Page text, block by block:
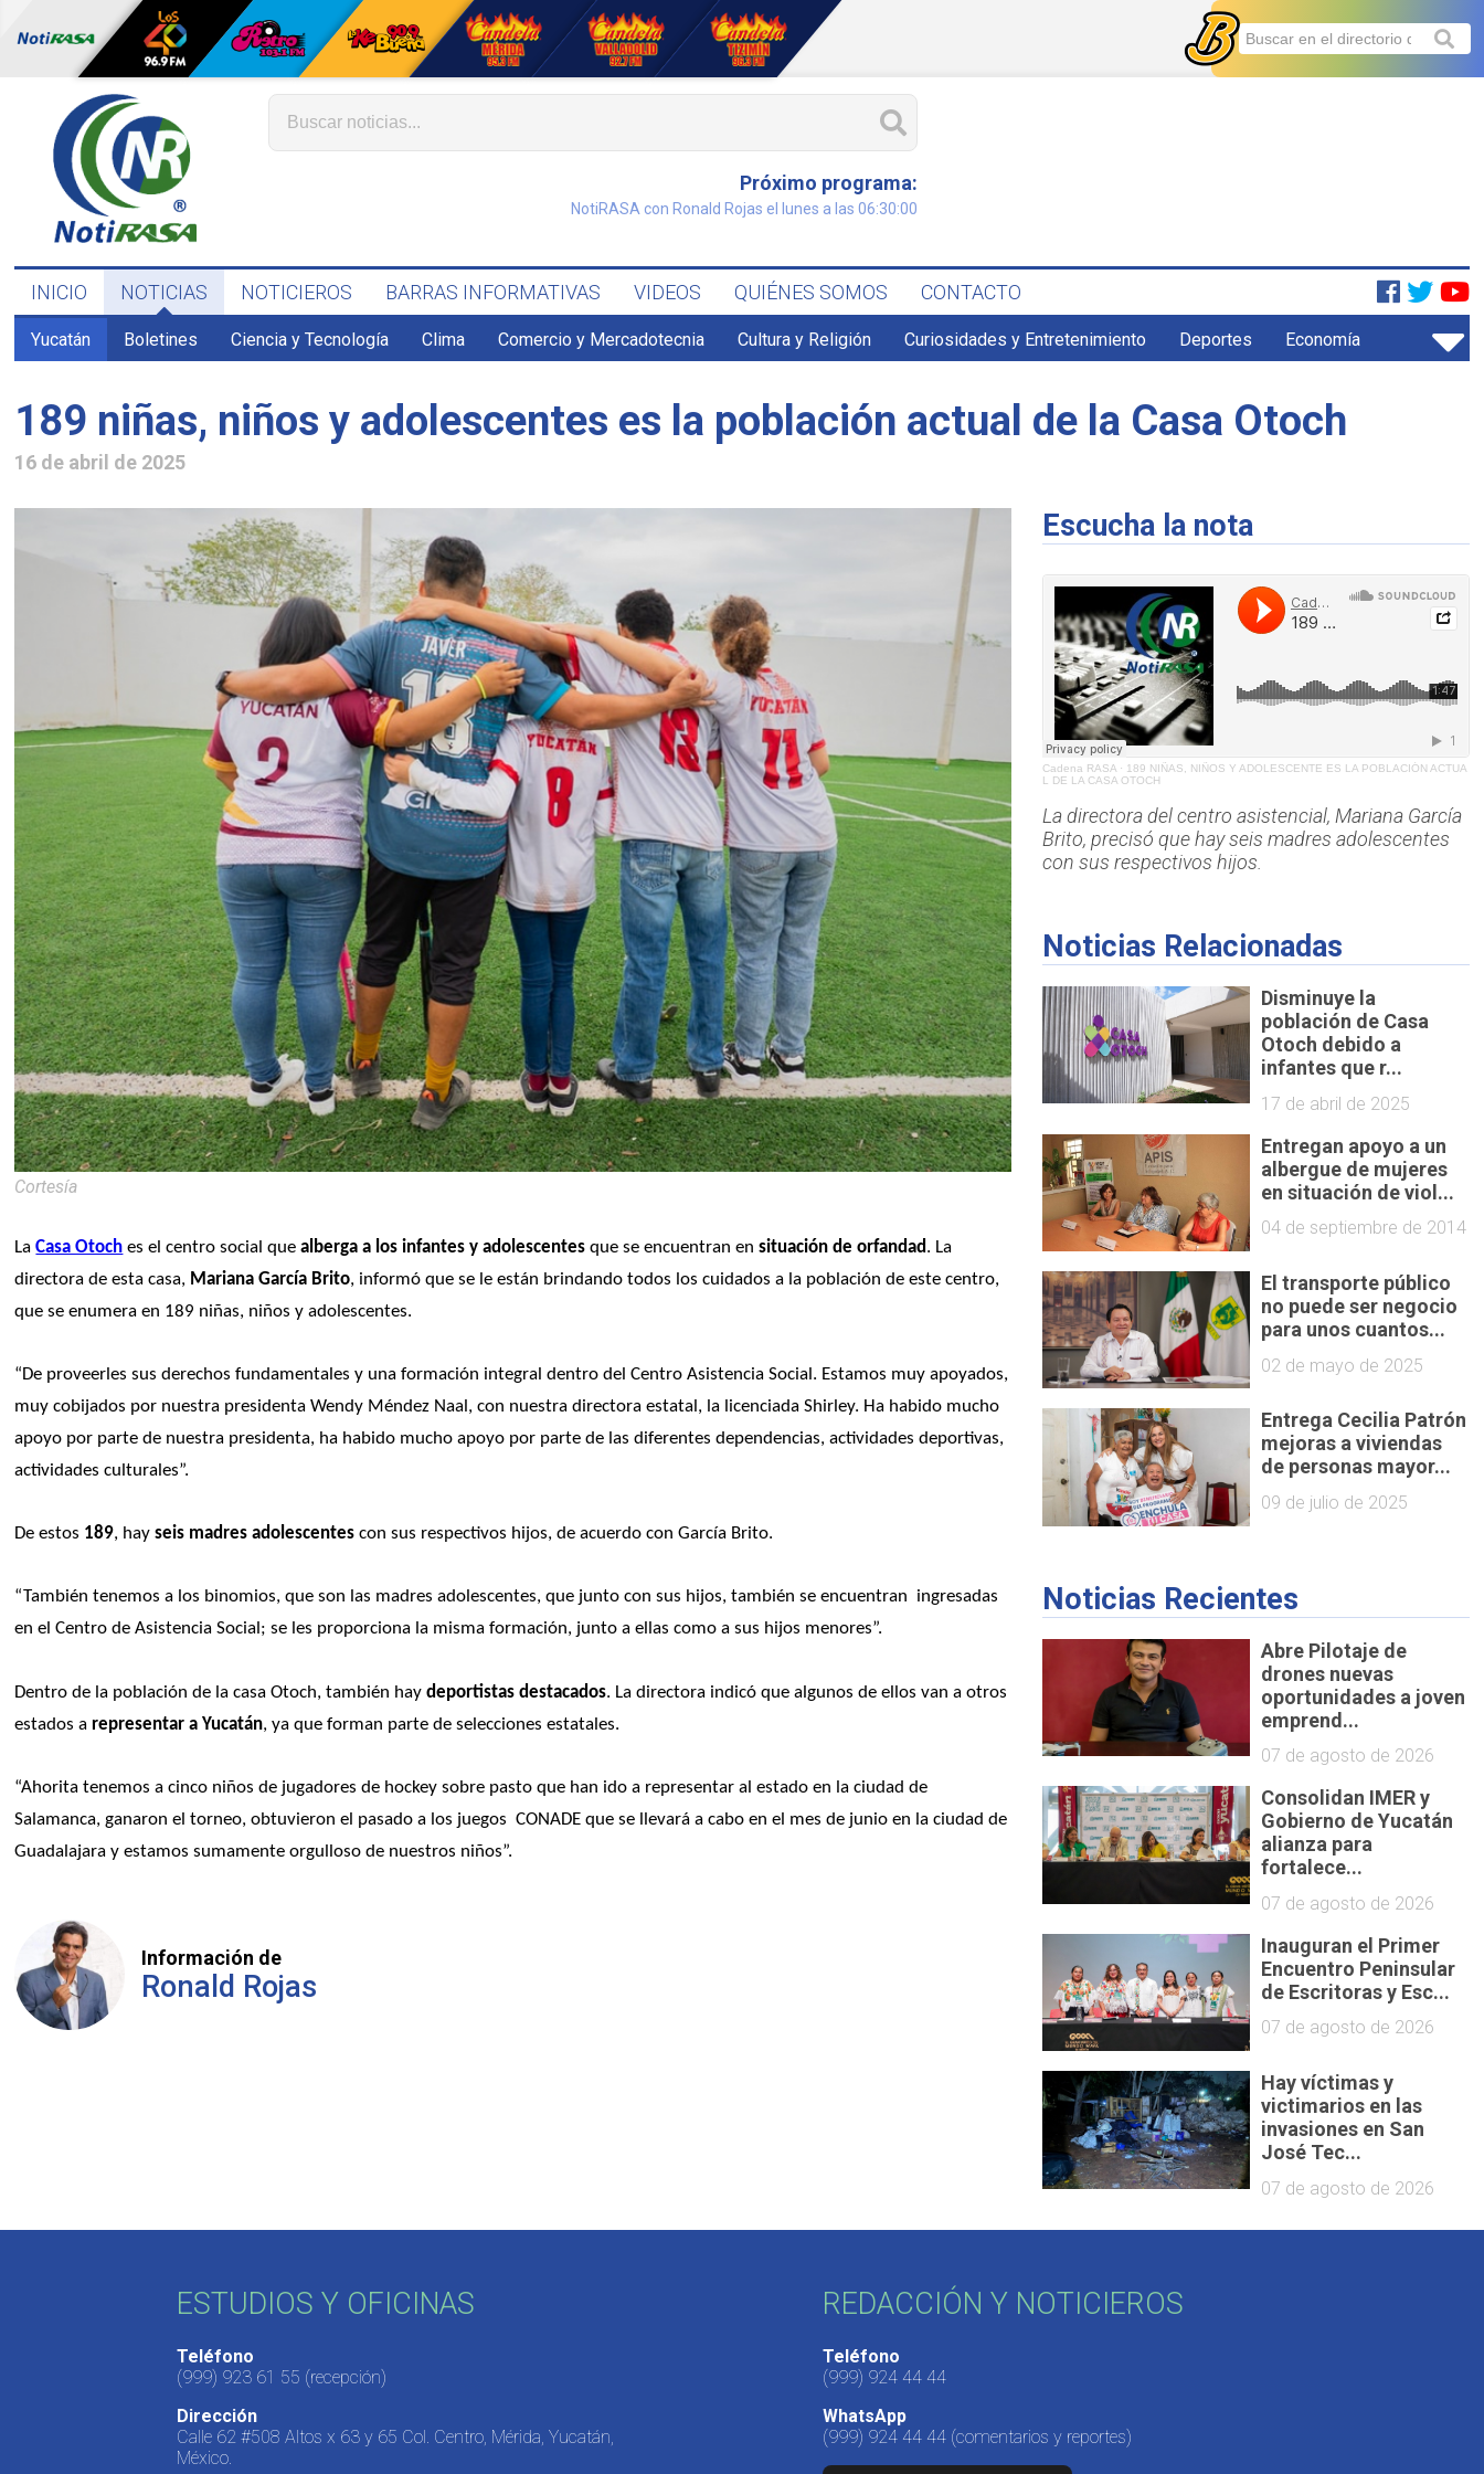
Próximo programa:
NotiRASA con Ronald Rojas el lunes a las 06:30:00
INICIO NOTICIAS NOTICIEROS BARRAS INFORMATIVAS VIDEOS QUIÉNES SOMOS CONTACTO
Yucatán Boletines Ciencia y Tecnología Clima Comercio y Mercadotecnia Cultura y Religión Curiosidades y Entretenimiento Deportes Economía
189 niñas, niños y adolescentes es la población actual de la Casa Otoch
16 de abril de 2025
Cortesía
La Casa Otoch es el centro social que alberga a los infantes y adolescentes que se encuentran en situación de orfandad. La
directora de esta casa, Mariana García Brito, informó que se le están brindando todos los cuidados a la población de este centro,
que se enumera en 189 niñas, niños y adolescentes.
“De proveerles sus derechos fundamentales y una formación integral dentro del Centro Asistencia Social. Estamos muy apoyados,
muy cobijados por nuestra presidenta Wendy Méndez Naal, con nuestra directora estatal, la licenciada Shirley. Ha habido mucho
apoyo por parte de nuestra presidenta, ha habido mucho apoyo por parte de las diferentes dependencias, actividades deportivas,
actividades culturales”.
De estos 189, hay seis madres adolescentes con sus respectivos hijos, de acuerdo con García Brito.
“También tenemos a los binomios, que son las madres adolescentes, que junto con sus hijos, también se encuentran  ingresadas
en el Centro de Asistencia Social; se les proporciona la misma formación, junto a ellas como a sus hijos menores”.
Dentro de la población de la casa Otoch, también hay deportistas destacados. La directora indicó que algunos de ellos van a otros
estados a representar a Yucatán, ya que forman parte de selecciones estatales.
“Ahorita tenemos a cinco niños de jugadores de hockey sobre pasto que han ido a representar al estado en la ciudad de
Salamanca, ganaron el torneo, obtuvieron el pasado a los juegos  CONADE que se llevará a cabo en el mes de junio en la ciudad de
Guadalajara y estamos sumamente orgulloso de nuestros niños”.
Información de
Ronald Rojas
Escucha la nota
Cadena RASA· 189 NIÑAS, NIÑOS Y ADOLESCENTE ES LA POBLACIÓN ACTUA
L DE LA CASA OTOCH
La directora del centro asistencial, Mariana García
Brito, precisó que hay seis madres adolescentes
con sus respectivos hijos.
Noticias Relacionadas
Disminuye la
población de Casa
Otoch debido a
infantes que r...
17 de abril de 2025
Entregan apoyo a un
albergue de mujeres
en situación de viol...
04 de septiembre de 2014
El transporte público
no puede ser negocio
para unos cuantos...
02 de mayo de 2025
Entrega Cecilia Patrón
mejoras a viviendas
de personas mayor...
09 de julio de 2025
Noticias Recientes
Abre Pilotaje de
drones nuevas
oportunidades a joven
emprend...
07 de agosto de 2026
Consolidan IMER y
Gobierno de Yucatán
alianza para
fortalece...
07 de agosto de 2026
Inauguran el Primer
Encuentro Peninsular
de Escritoras y Esc...
07 de agosto de 2026
Hay víctimas y
victimarios en las
invasiones en San
José Tec...
07 de agosto de 2026
ESTUDIOS Y OFICINAS
Teléfono
(999) 923 61 55 (recepción)
Dirección
Calle 62 #508 Altos x 63 y 65 Col. Centro, Mérida, Yucatán,
México.
REDACCIÓN Y NOTICIEROS
Teléfono
(999) 924 44 44
WhatsApp
(999) 924 44 44 (comentarios y reportes)